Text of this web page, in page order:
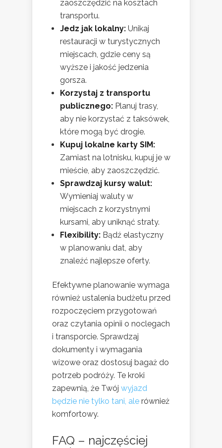
zaoszczędzić na kosztach
transportu.
Jedz jak lokalny: Unikaj
restauracji w turystycznych
miejscach, gdzie ceny są
wyższe i jakość jedzenia
gorsza.
Korzystaj z transportu
publicznego: Planuj trasy,
aby nie korzystać z taksówek,
które mogą być drogie.
Kupuj lokalne karty SIM:
Zamiast na lotnisku, kupuj je w
mieście, aby zaoszczędzić.
Sprawdzaj kursy walut:
Wymieniaj waluty w
miejscach z korzystnymi
kursami, aby uniknąć straty.
Flexibility: Bądź elastyczny
w planowaniu dat, aby
znaleźć najlepsze oferty.
Efektywne planowanie wymaga
również ustalenia budżetu przed
rozpoczęciem przygotowań
oraz czytania opinii o noclegach
i transporcie. Sprawdzaj
dokumenty i wymagania
wizowe oraz dostosuj bagaż do
potrzeb podróży. Te kroki
zapewnią, że Twój wyjazd
będzie nie tylko tani, ale również
komfortowy.
FAQ – najczęściej